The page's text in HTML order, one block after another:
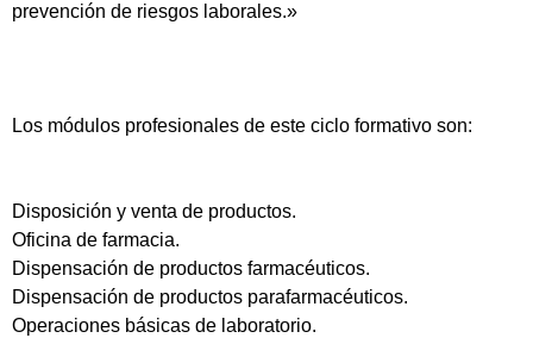
prevención de riesgos laborales.»
Los módulos profesionales de este ciclo formativo son:
Disposición y venta de productos.
Oficina de farmacia.
Dispensación de productos farmacéuticos.
Dispensación de productos parafarmacéuticos.
Operaciones básicas de laboratorio.